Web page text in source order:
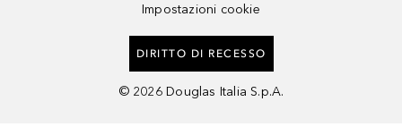
Impostazioni cookie
DIRITTO DI RECESSO
© 2026 Douglas Italia S.p.A.